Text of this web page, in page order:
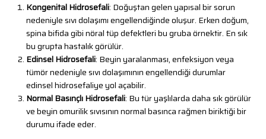
Kongenital Hidrosefali: Doğuştan gelen yapısal bir sorun
nedeniyle sıvı dolaşımı engellendiğinde oluşur. Erken doğum,
spina bifida gibi nöral tüp defektleri bu gruba örnektir. En sık
bu grupta hastalık görülür.
Edinsel Hidrosefali: Beyin yaralanması, enfeksiyon veya
tümör nedeniyle sıvı dolaşımının engellendiği durumlar
edinsel hidrosefaliye yol açabilir.
Normal Basınçlı Hidrosefali: Bu tür yaşlılarda daha sık görülür
ve beyin omurilik sıvısının normal basınca rağmen biriktiği bir
durumu ifade eder.